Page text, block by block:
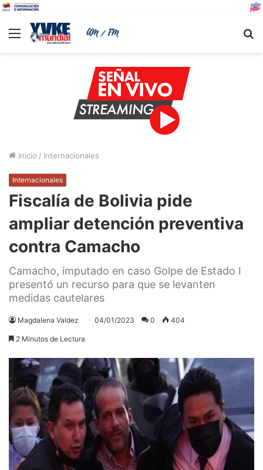
Menu
Inicio / Internacionales
Internacionales
Fiscalía de Bolivia pide
ampliar detención preventiva
contra Camacho
Camacho, imputado en caso Golpe de Estado I
presentó un recurso para que se levanten
medidas cautelares
Magdalena Valdez 04/01/2023 0 404
2 Minutos de Lectura